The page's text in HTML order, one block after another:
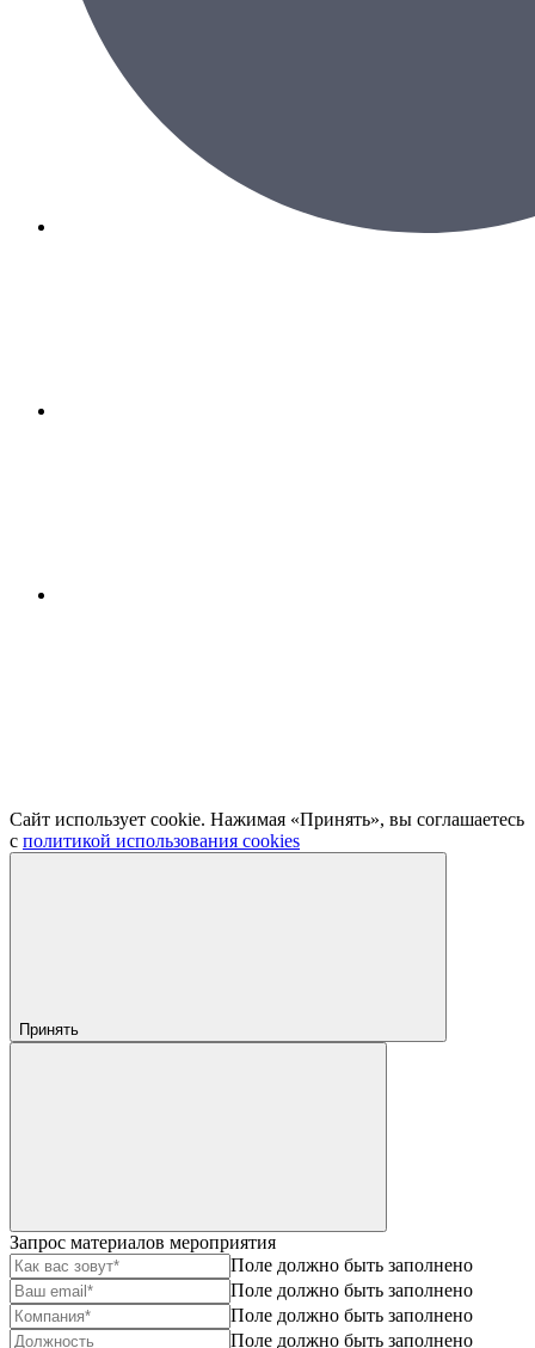
Сайт использует cookie. Нажимая «Принять», вы соглашаетесь
с политикой использования cookies
Принять
Запрос материалов мероприятия
Поле должно быть заполнено
Поле должно быть заполнено
Поле должно быть заполнено
Поле должно быть заполнено